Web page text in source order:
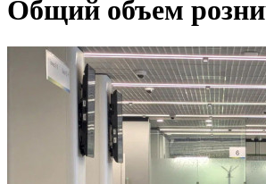
Общий объем